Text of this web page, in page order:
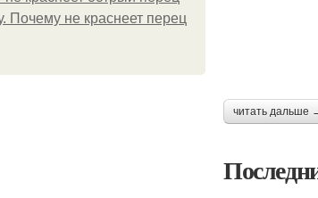
Почему не краснеет перец
читать дальше